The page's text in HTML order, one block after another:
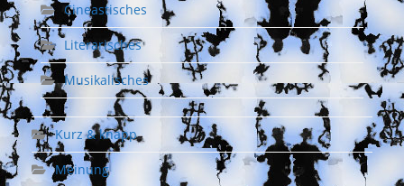
Cineastisches
Literarisches
Musikalisches
Kurz & knapp
Meinung